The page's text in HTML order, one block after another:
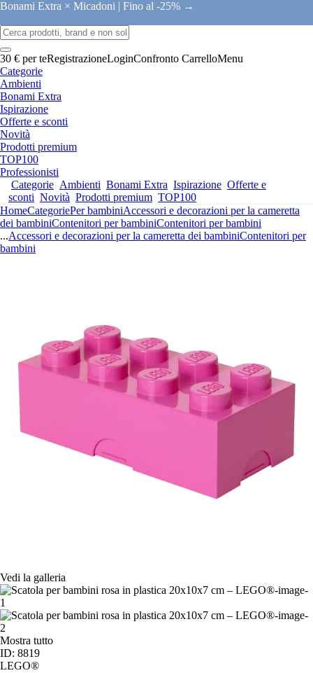
Bonami Extra × Micadoni | Fino al -25% →
30 € per teRegistrazioneLoginConfronto CarrelloMenu
Categorie
Ambienti
Bonami Extra
Ispirazione
Offerte e sconti
Novità
Prodotti premium
TOP100
Professionisti
Categorie Ambienti Bonami Extra Ispirazione Offerte e
sconti Novità Prodotti premium TOP100
HomeCategoriePer bambiniAccessori e decorazioni per la cameretta
dei bambiniContenitori per bambiniContenitori per bambini
...Accessori e decorazioni per la cameretta dei bambiniContenitori per
bambini
Vedi la galleria
Mostra tutto
ID: 8819
LEGO®